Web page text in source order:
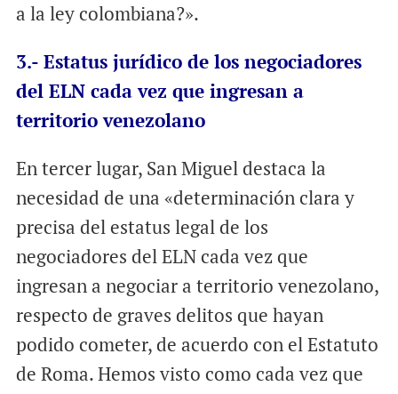
a la ley colombiana?».
3.- Estatus jurídico de los negociadores
del ELN cada vez que ingresan a
territorio venezolano
En tercer lugar, San Miguel destaca la
necesidad de una «determinación clara y
precisa del estatus legal de los
negociadores del ELN cada vez que
ingresan a negociar a territorio venezolano,
respecto de graves delitos que hayan
podido cometer, de acuerdo con el Estatuto
de Roma. Hemos visto como cada vez que